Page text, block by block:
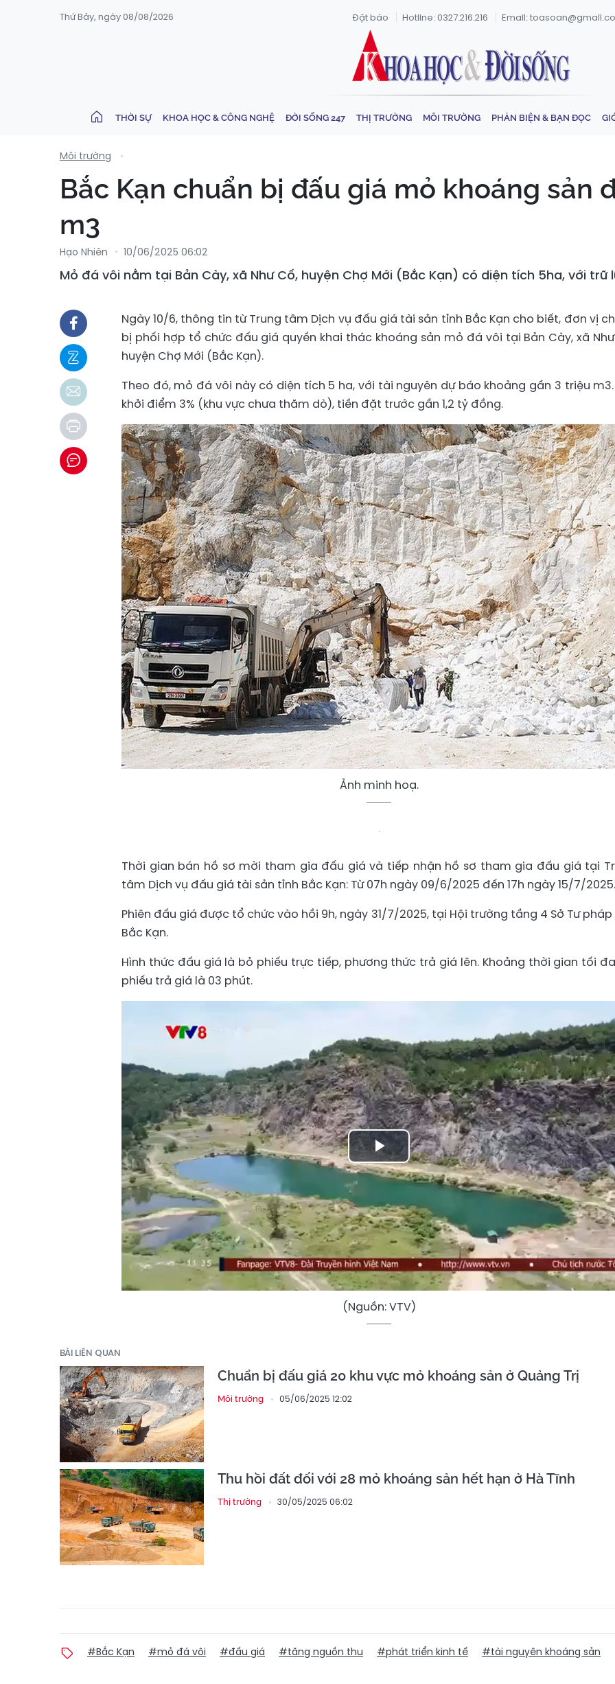
Thứ Bảy, ngày 08/08/2026 Đặt báo Hotline: 0327.216.216 Email:
THỜI SỰ KHOA HỌC & CÔNG NGHỆ ĐỜI SỐNG 247 THỊ TRƯỜNG MÔI TRƯỜNG PHẢN BIỆN & BẠN ĐỌC
Môi trường
Bắc Kạn chuẩn bị đấu giá mỏ khoáng sản
m3
Hạo Nhiên 10/06/2025 06:02
Mỏ đá vôi nằm tại Bản Cày, xã Như Cố, huyện Chợ Mới (Bắc Kạn) có diện tích 5ha, với
Ngày 10/6, thông tin từ Trung tâm Dịch vụ đấu giá tài sản tỉnh Bắc Kạn cho biết, đơn vị
bị phối hợp tổ chức đấu giá quyền khai thác khoáng sản mỏ đá vôi tại Bản Cày, xã
huyện Chợ Mới (Bắc Kạn).
Theo đó, mỏ đá vôi này có diện tích 5 ha, với tài nguyên dự báo khoảng gần 3 triệu
khởi điểm 3% (khu vực chưa thăm dò), tiền đặt trước gần 1,2 tỷ đồng.
Ảnh minh hoạ.
Thời gian bán hồ sơ mời tham gia đấu giá và tiếp nhận hồ sơ tham gia đấu giá tại
tâm Dịch vụ đấu giá tài sản tỉnh Bắc Kạn: Từ 07h ngày 09/6/2025 đến 17h ngày 15/7/2025.
Phiên đấu giá được tổ chức vào hồi 9h, ngày 31/7/2025, tại Hội trường tầng 4 Sở Tư
Bắc Kạn.
Hình thức đấu giá là bỏ phiếu trực tiếp, phương thức trả giá lên. Khoảng thời gian tối
phiếu trả giá là 03 phút.
Play
Video
(Nguồn: VTV)
BÀI LIÊN QUAN
Chuẩn bị đấu giá 20 khu vực mỏ khoáng sản ở Quảng Trị
Môi trường 05/06/2025 12:02
Thu hồi đất đối với 28 mỏ khoáng sản hết hạn ở Hà Tĩnh
Thị trường 30/05/2025 06:02
#Bắc Kạn #mỏ đá vôi #đấu giá #tăng nguồn thu #phát triển kinh tế #tài nguyên khoáng sản